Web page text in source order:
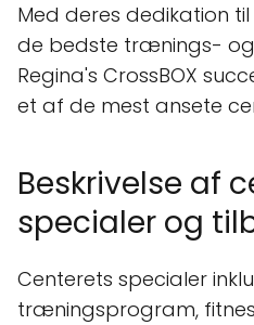
Med deres dedikation
de bedste trænings-
Regina's CrossBOX
et af de mest ansete
Beskrivelse af
specialer og
Centerets specialer
træningsprogram,